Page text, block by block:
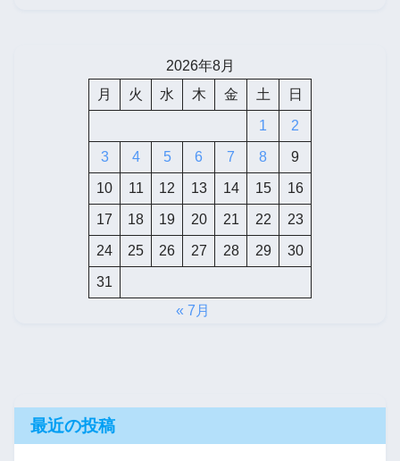
2026年8月
月
火 水 木 金 土 日
1 2
3 4 5 6 7 8 9
10 11 12 13 14 15 16
17 18 19 20 21 22 23
24 25 26 27 28 29 30
31
« 7月
最近の投稿